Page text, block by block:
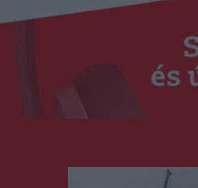
Műsorok
Duma Duba
Podcast és videók
Stáb